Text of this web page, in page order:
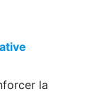
la